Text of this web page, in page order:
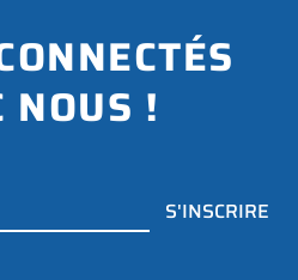
NOUS !
S'INSCRIRE